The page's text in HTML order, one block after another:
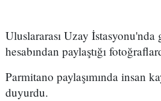
Uluslararası Uzay
hesabından paylaştığı
Parmitano paylaşımında insan
duyurdu.